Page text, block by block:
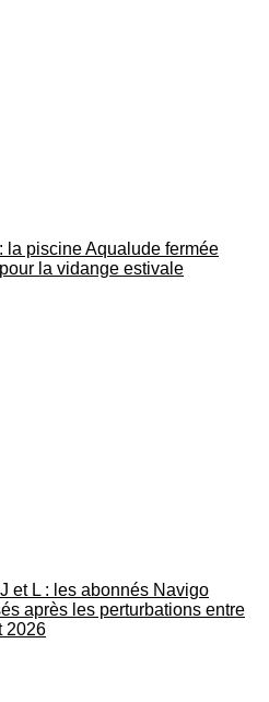
la piscine Aqualude fermée
la vidange estivale
et L : les abonnés Navigo
après les perturbations entre
2026